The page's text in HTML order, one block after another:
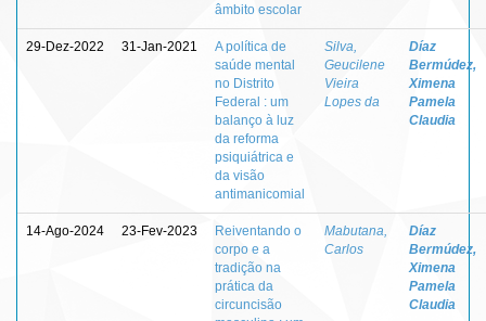
âmbito escolar
29-Dez-2022 31-Jan-2021
A política de
saúde mental
no Distrito
Federal : um
balanço à luz
da reforma
psiquiátrica e
da visão
antimanicomial
Silva,
Geucilene
Vieira
Lopes da
Díaz
Bermúdez,
Ximena
Pamela
Claudia
14-Ago-2024 23-Fev-2023
Reiventando o
corpo e a
tradição na
prática da
circuncisão
Mabutana,
Carlos
Díaz
Bermúdez,
Ximena
Pamela
Claudia